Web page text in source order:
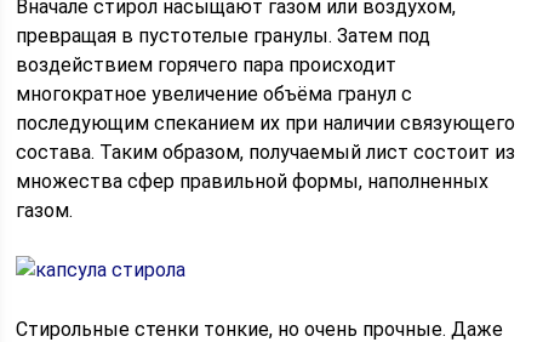
Вначале стирол насыщают газом или воздухом,
превращая в пустотелые гранулы. Затем под
воздействием горячего пара происходит
многократное увеличение объёма гранул с
последующим спеканием их при наличии связующего
состава. Таким образом, получаемый лист состоит из
множества сфер правильной формы, наполненных
газом.
Стирольные стенки тонкие, но очень прочные. Даже